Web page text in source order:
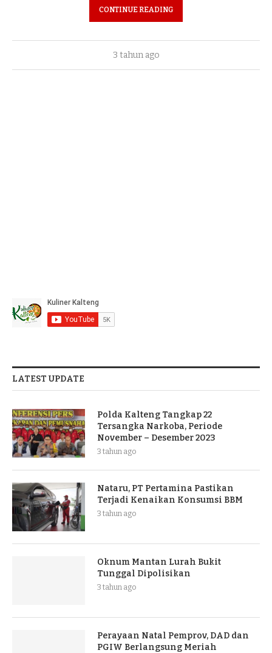
CONTINUE READING
3 tahun ago
LATEST UPDATE
Polda Kalteng Tangkap 22
Tersangka Narkoba, Periode
November – Desember 2023
3 tahun ago
Nataru, PT Pertamina Pastikan
Terjadi Kenaikan Konsumsi BBM
3 tahun ago
Oknum Mantan Lurah Bukit
Tunggal Dipolisikan
3 tahun ago
Perayaan Natal Pemprov, DAD dan
PGIW Berlangsung Meriah